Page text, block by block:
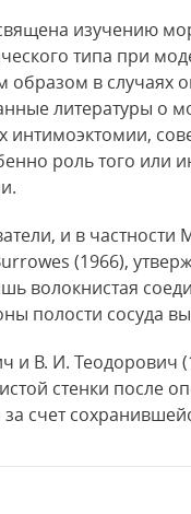
изучению
типа при
в случаях
литературы о
интимоэктомии,
роль того или
и в частности
(1966),
волокнистая
полости сосуда
В. И. Теодорович
стенки после
за счет